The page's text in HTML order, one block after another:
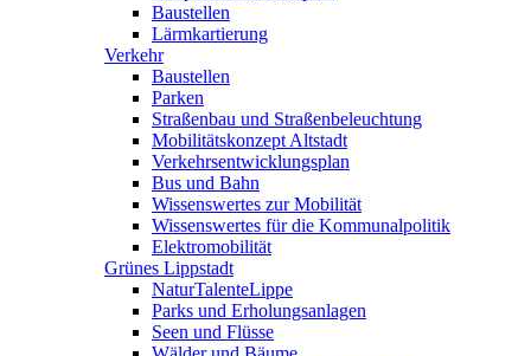
Baustellen
Lärmkartierung
Verkehr
Baustellen
Parken
Straßenbau und Straßenbeleuchtung
Mobilitätskonzept Altstadt
Verkehrsentwicklungsplan
Bus und Bahn
Wissenswertes zur Mobilität
Wissenswertes für die Kommunalpolitik
Elektromobilität
Grünes Lippstadt
NaturTalenteLippe
Parks und Erholungsanlagen
Seen und Flüsse